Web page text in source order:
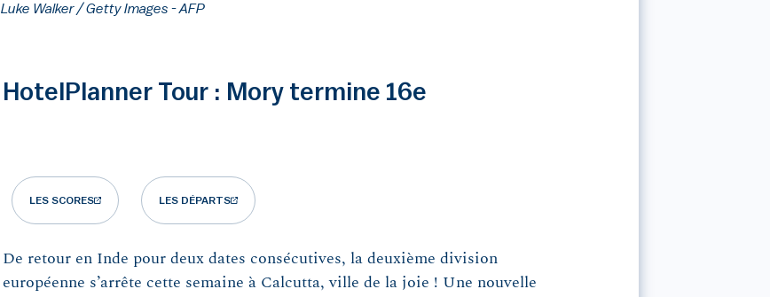
Luke Walker / Getty Images - AFP
HotelPlanner Tour : Mory termine 16e
LES SCORES LES DÉPARTS
De retour en Inde pour deux dates consécutives, la deuxième division
européenne s’arrête cette semaine à Calcutta, ville de la joie ! Une nouvelle